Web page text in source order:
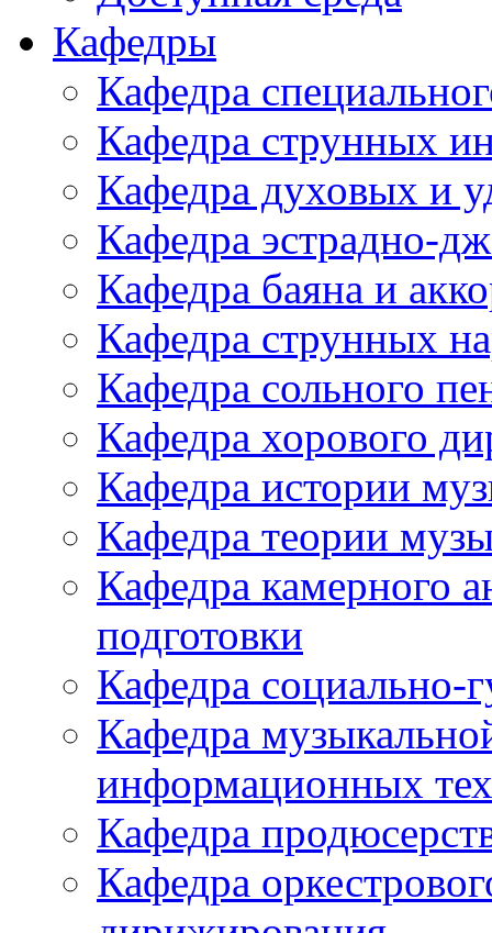
Кафедры
Кафедра
Кафедра струнных
Кафедра духовых и
Кафедра эстрадно-
Кафедра баяна и
Кафедра струнных
Кафедра сольного
Кафедра хорового
Кафедра истории
Кафедра теории
Кафедра камерного
подготовки
Кафедра социально-
Кафедра
информационных
Кафедра
Кафедра